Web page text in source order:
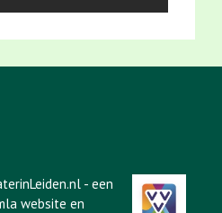
- een
website en